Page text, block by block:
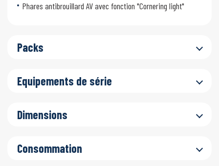
Phares antibrouillard AV avec fonction "Cornering light"
Packs
Equipements de série
Dimensions
Consommation